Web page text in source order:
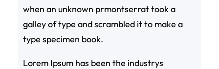
when an unknown prmontserrat took a
galley of type and scrambled it to make a
type specimen book.
Lorem Ipsum has been the industrys